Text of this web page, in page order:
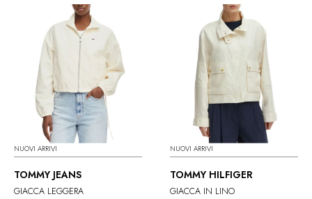
NUOVI ARRIVI
TOMMY JEANS
GIACCA LEGGERA
NUOVI ARRIVI
TOMMY HILFIGER
GIACCA IN LINO